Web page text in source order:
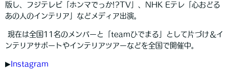
版し、フジテレビ「ホンマでっか!?TV」、NHK Eテレ「心おどる
あの人のインテリア」などメディア出演。
現在は全国11名のメンバーと「teamひでまる」として片づけ＆イ
ンテリアサポートやインテリアツアーなどを全国で開催中。
▶︎Instagram